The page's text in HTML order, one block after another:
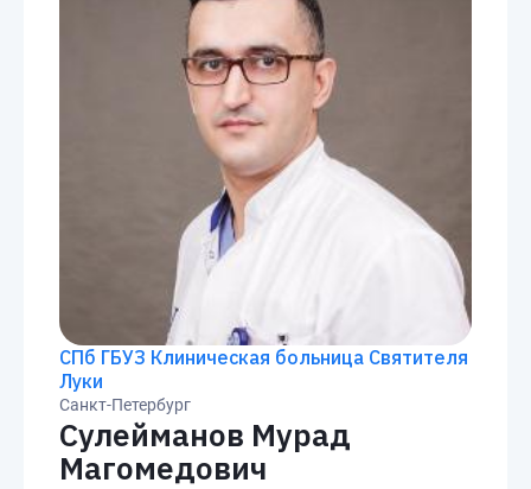
СПб ГБУЗ Клиническая больница Святителя
Луки
Санкт-Петербург
Сулейманов Мурад
Магомедович